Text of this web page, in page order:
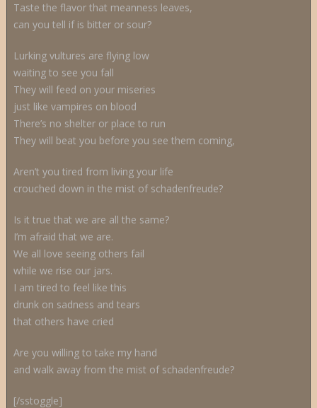
Taste the flavor that meanness leaves,
can you tell if is bitter or sour?
Lurking vultures are flying low
waiting to see you fall
They will feed on your miseries
just like vampires on blood
There’s no shelter or place to run
They will beat you before you see them coming,
Aren’t you tired from living your life
crouched down in the mist of schadenfreude?
Is it true that we are all the same?
I’m afraid that we are.
We all love seeing others fail
while we rise our jars.
I am tired to feel like this
drunk on sadness and tears
that others have cried
Are you willing to take my hand
and walk away from the mist of schadenfreude?
[/sstoggle]